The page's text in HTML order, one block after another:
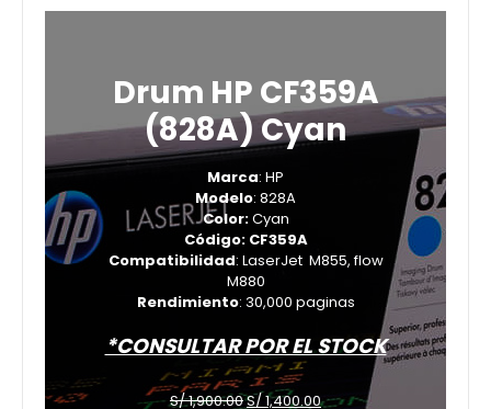
Drum HP CF359A
(828A) Cyan
Marca: HP
Modelo: 828A
Color:Cyan
Código: CF359A
Compatibilidad: LaserJet M855, flow
M880
Rendimiento: 30,000 paginas
*CONSULTAR POR EL STOCK
S/1,900.00El
S/1,400.00El